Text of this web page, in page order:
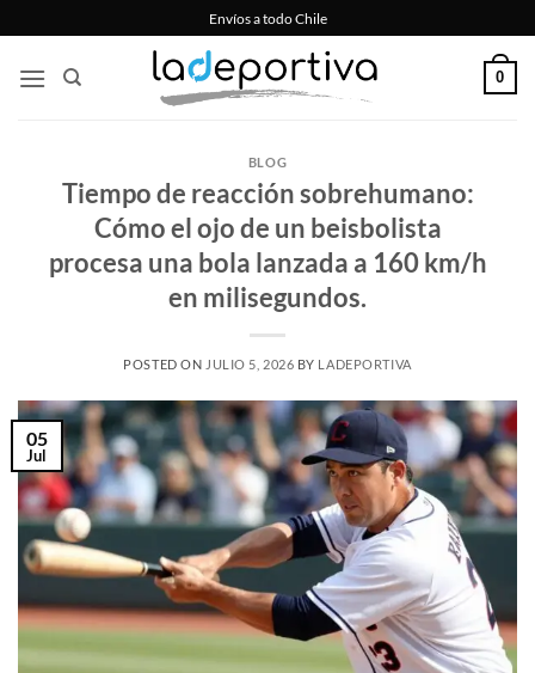
al
contenido
Envíos a todo Chile
0
BLOG
Tiempo de reacción sobrehumano:
Cómo el ojo de un beisbolista
procesa una bola lanzada a 160 km/h
en milisegundos.
POSTED ON JULIO 5, 2026 BY LADEPORTIVA
05
Jul